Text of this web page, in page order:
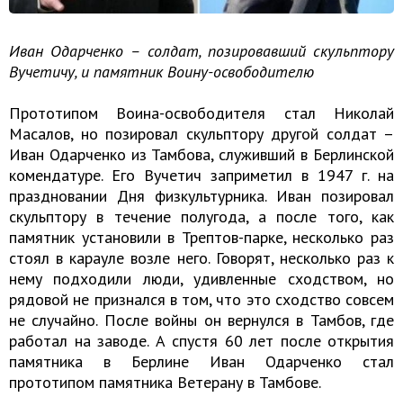
Иван Одарченко – солдат, позировавший скульптору
Вучетичу, и памятник Воину-освободителю
Прототипом Воина-освободителя стал Николай
Масалов, но позировал скульптору другой солдат –
Иван Одарченко из Тамбова, служивший в Берлинской
комендатуре. Его Вучетич заприметил в 1947 г. на
праздновании Дня физкультурника. Иван позировал
скульптору в течение полугода, а после того, как
памятник установили в Трептов-парке, несколько раз
стоял в карауле возле него. Говорят, несколько раз к
нему подходили люди, удивленные сходством, но
рядовой не признался в том, что это сходство совсем
не случайно. После войны он вернулся в Тамбов, где
работал на заводе. А спустя 60 лет после открытия
памятника в Берлине Иван Одарченко стал
прототипом памятника Ветерану в Тамбове.